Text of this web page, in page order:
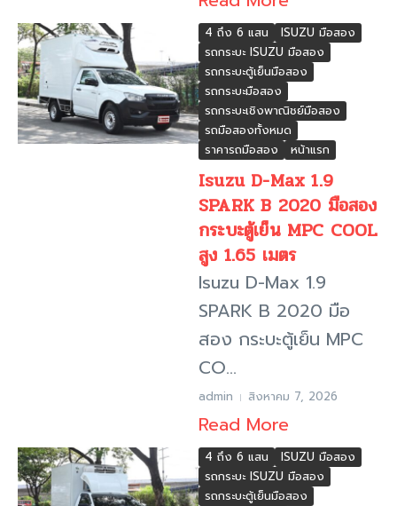
4 ถึง 6 แสน
ISUZU มือสอง
รถกระบะ ISUZU มือสอง
รถกระบะตู้เย็นมือสอง
รถกระบะมือสอง
รถกระบะเชิงพาณิชย์มือสอง
รถมือสองทั้งหมด
ราคารถมือสอง
หน้าแรก
Isuzu D-Max 1.9
SPARK B 2020 มือสอง
กระบะตู้เย็น MPC COOL
สูง 1.65 เมตร
Isuzu D-Max 1.9
SPARK B 2020 มือ
สอง กระบะตู้เย็น MPC
CO...
admin สิงหาคม 7, 2026
Read More
4 ถึง 6 แสน
ISUZU มือสอง
รถกระบะ ISUZU มือสอง
รถกระบะตู้เย็นมือสอง